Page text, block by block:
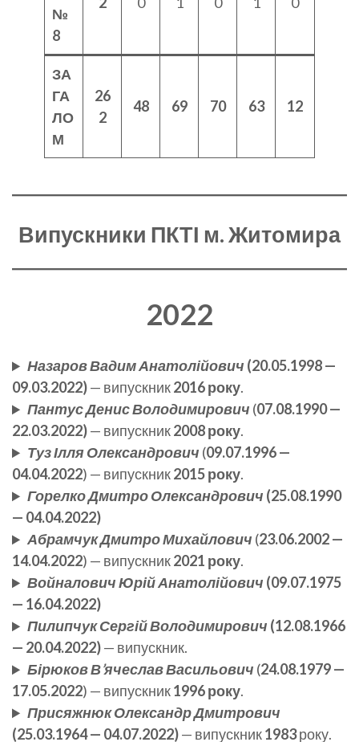
№
8
ЗА
ГА
ЛО
М
26
2
48 69 70 63 12
Випускники ПКТІ м. Житомира
2022
Назаров Вадим Анатолійович (20.05.1998 —
09.03.2022)— випускник2016 року.
Пантус Денис Володимирович (07.08.1990 —
22.03.2022)— випускник2008 року.
Туз Ілля Олександрович (09.07.1996 —
04.04.2022) — випускник2015 року.
Горелко Дмитро Олександрович (25.08.1990
— 04.04.2022)
Абрамчук Дмитро Михайлович (23.06.2002 —
14.04.2022) — випускник2021 року.
Войналович Юрій Анатолійович (09.07.1975
— 16.04.2022)
Пилипчук Сергій Володимирович (12.08.1966
— 20.04.2022)— випускник.
Бірюков В’ячеслав Васильович (24.08.1979 —
17.05.2022) — випускник1996 року.
Присяжнюк Олександр Дмитрович
(25.03.1964 — 04.07.2022)— випускник1983року.